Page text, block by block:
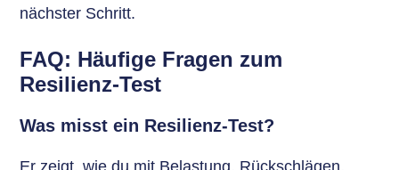
nächster Schritt.
FAQ: Häufige Fragen zum
Resilienz-Test
Was misst ein Resilienz-Test?